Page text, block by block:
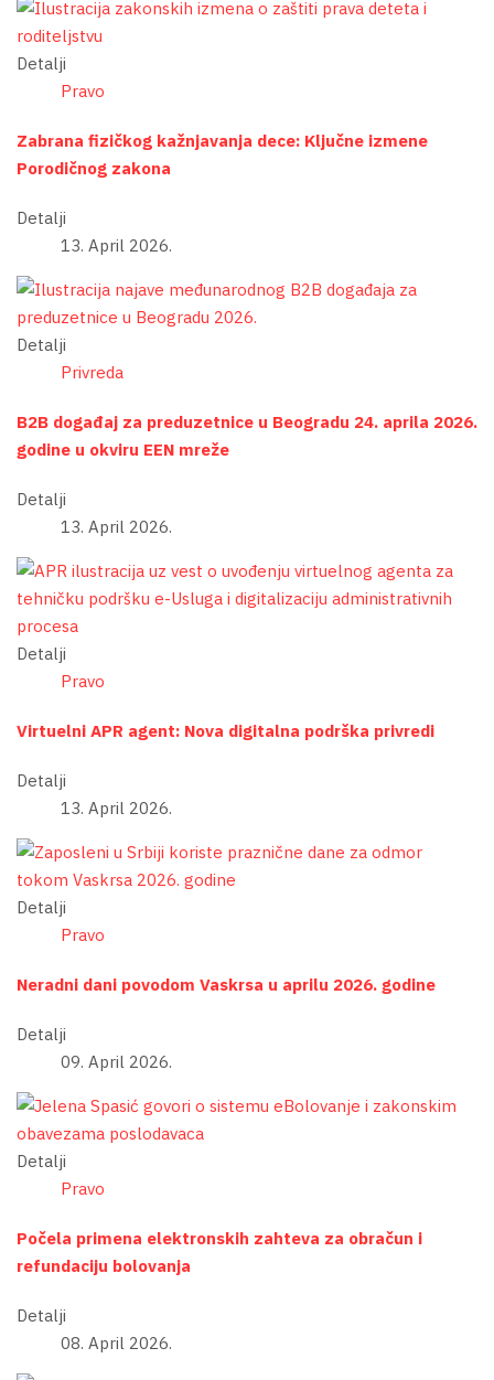
Detalji
Pravo
Zabrana fizičkog kažnjavanja dece: Ključne izmene
Porodičnog zakona
Detalji
13. April 2026.
Detalji
Privreda
B2B događaj za preduzetnice u Beogradu 24. aprila 2026.
godine u okviru EEN mreže
Detalji
13. April 2026.
Detalji
Pravo
Virtuelni APR agent: Nova digitalna podrška privredi
Detalji
13. April 2026.
Detalji
Pravo
Neradni dani povodom Vaskrsa u aprilu 2026. godine
Detalji
09. April 2026.
Detalji
Pravo
Počela primena elektronskih zahteva za obračun i
refundaciju bolovanja
Detalji
08. April 2026.